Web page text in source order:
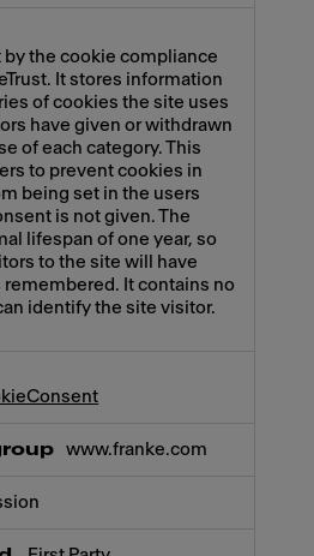
by the cookie compliance
It stores information
of cookies the site uses
have given or withdrawn
of each category. This
to prevent cookies in
being set in the users
is not given. The
lifespan of one year, so
to the site will have
It contains no
identify the site visitor.
www.franke.com